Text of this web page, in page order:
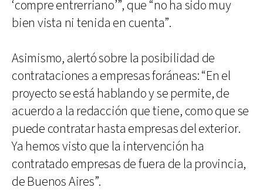
‘compre entrerriano’”, que “no ha sido muy
bien vista ni tenida en cuenta”.
Asimismo, alertó sobre la posibilidad de
contrataciones a empresas foráneas: “En el
proyecto se está hablando y se permite, de
acuerdo a la redacción que tiene, como que se
puede contratar hasta empresas del exterior.
Ya hemos visto que la intervención ha
contratado empresas de fuera de la provincia,
de Buenos Aires”.